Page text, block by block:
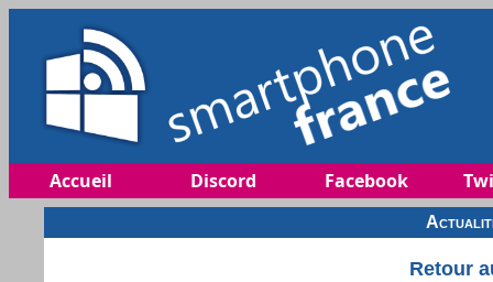
Accueil Discord Facebook
Retour